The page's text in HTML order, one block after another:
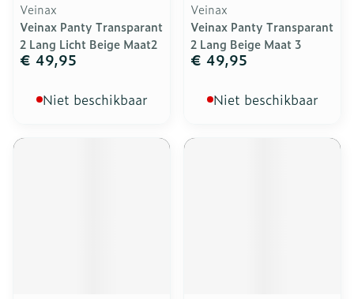
Veinax
Veinax Panty Transparant
2 Lang Licht Beige Maat2
€ 49,95
Niet beschikbaar
Veinax
Veinax Panty Transparant
2 Lang Beige Maat 3
€ 49,95
Niet beschikbaar